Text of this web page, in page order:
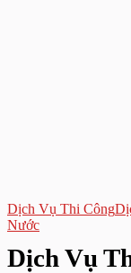
Dịch Vụ Thi Công
Nước
Dịch Vụ